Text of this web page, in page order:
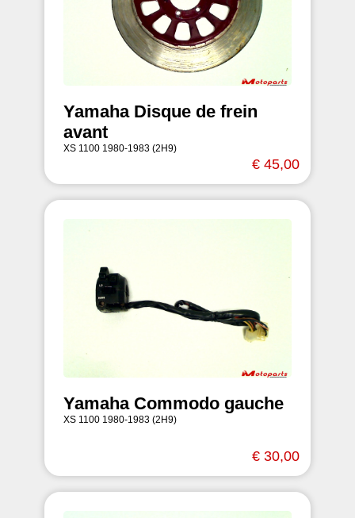
Yamaha Disque de frein
avant
XS 1100 1980-1983 (2H9)
€ 45,00
Yamaha Commodo gauche
XS 1100 1980-1983 (2H9)
€ 30,00